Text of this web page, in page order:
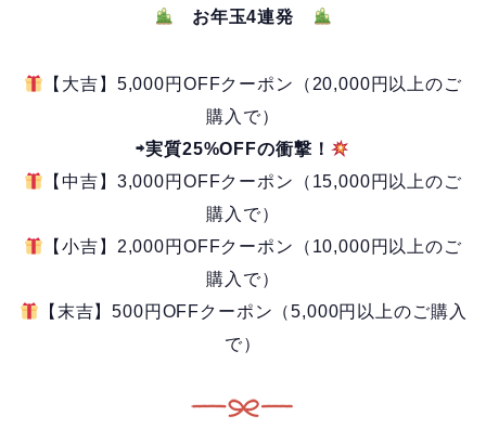
お年玉4連発
【大吉】5,000円OFFクーポン（20,000円以上のご
購入で）
⇨実質25%OFFの衝撃！
【中吉】3,000円OFFクーポン（15,000円以上のご
購入で）
【小吉】2,000円OFFクーポン（10,000円以上のご
購入で）
【末吉】500円OFFクーポン（5,000円以上のご購入
で）